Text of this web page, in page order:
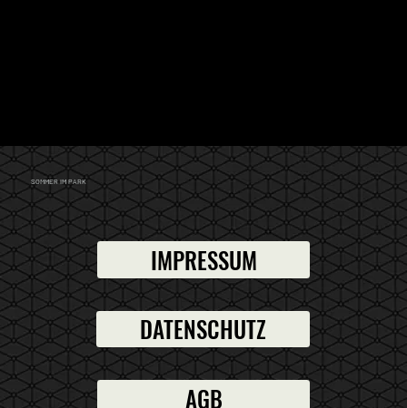
SOMMER IM PARK
IMPRESSUM
DATENSCHUTZ
AGB